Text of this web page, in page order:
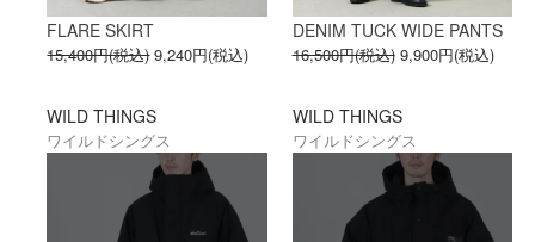
FLARE SKIRT
15,400円(税込) 9,240円(税込)
DENIM TUCK WIDE PANTS
16,500円(税込) 9,900円(税込)
WILD THINGS
ワイルドシングス
WILD THINGS
ワイルドシングス